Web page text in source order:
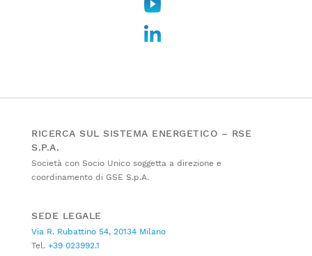
RICERCA SUL SISTEMA ENERGETICO – RSE
S.P.A.
Società con Socio Unico soggetta a direzione e
coordinamento di GSE S.p.A.
SEDE LEGALE
Via R. Rubattino 54, 20134 Milano
Tel. +39 023992.1